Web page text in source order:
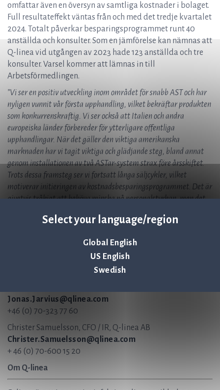
Select your language/region
Global English
US English
Swedish
omfattar även en översyn av samtliga kostnader i bolaget.
Full resultateffekt väntas från och med det tredje kvartalet
2024. Totalt påverkar besparingsprogrammet runt 40
anställda och konsulter. Som en jämförelse kan nämnas att
Q-linea vid utgången av 2023 hade 123 anställda och tre
konsulter. Varsel kommer att lämnas in till
Arbetsförmedlingen.
”Vi ser en positiv utveckling inom området för snabb AST och har
nyligen vunnit vår första upphandling, vilket bekräftar produkten
som konkurrenskraftig. Vi ser också att Italien och andra
europeiska länder förbereder för ytterligare offentliga
upphandlingar. När det gäller den viktiga amerikanska
marknaden har vi tagit viktiga och glädjande steg, bland annat
genom installationen av två ASTar-system strax före årsskiftet.
Trots dessa framsteg ser vi fortsatt långa säljcykler, vilket
motiverar initieringen av kostnadsbesparingsprogrammet. Det är
givetvis tråkigt att behöva minska på personalstyrkan, men det
och aktieägarnas intresse. Vi känner starkt för de personer som
, säger Jonas Jarvius, vd för Q-linea.
För mer information, vänligen kontakta:
Jonas.Jarvius@qlinea.com
+46 (0) 70-323 77 60
Christer Samuelsson, CFO / IR, Q-linea AB
Christer.Samuelsson@qlinea.com
+ 46 (0) 70-600 15 20
Om Q-linea